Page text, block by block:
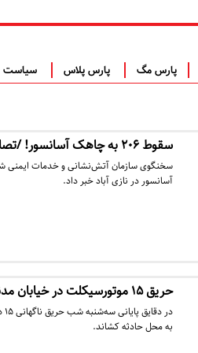
پارس مگ پارس پلاس سیاست
سقوط ۲۰۶ به چاهک آسانسور! /تصاویر
سخنگوی سازمان آتش‌نشانی و خدمات ایمنی
آسانسور در نازی آباد خبر داد.
حریق ۱۵ موتورسیکلت در خیابان مدنی
به محل حادثه کشاند.